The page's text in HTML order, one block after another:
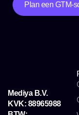
Plan een GTM-
Mediya B.V.
KVK: 88965988